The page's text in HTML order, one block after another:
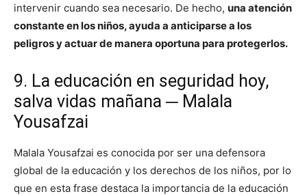
intervenir cuando sea necesario. De hecho, una atención
constante en los niños, ayuda a anticiparse a los
peligros y actuar de manera oportuna para protegerlos.
9. La educación en seguridad hoy,
salva vidas mañana ─ Malala
Yousafzai
Malala Yousafzai es conocida por ser una defensora
global de la educación y los derechos de los niños, por lo
que en esta frase destaca la importancia de la educación